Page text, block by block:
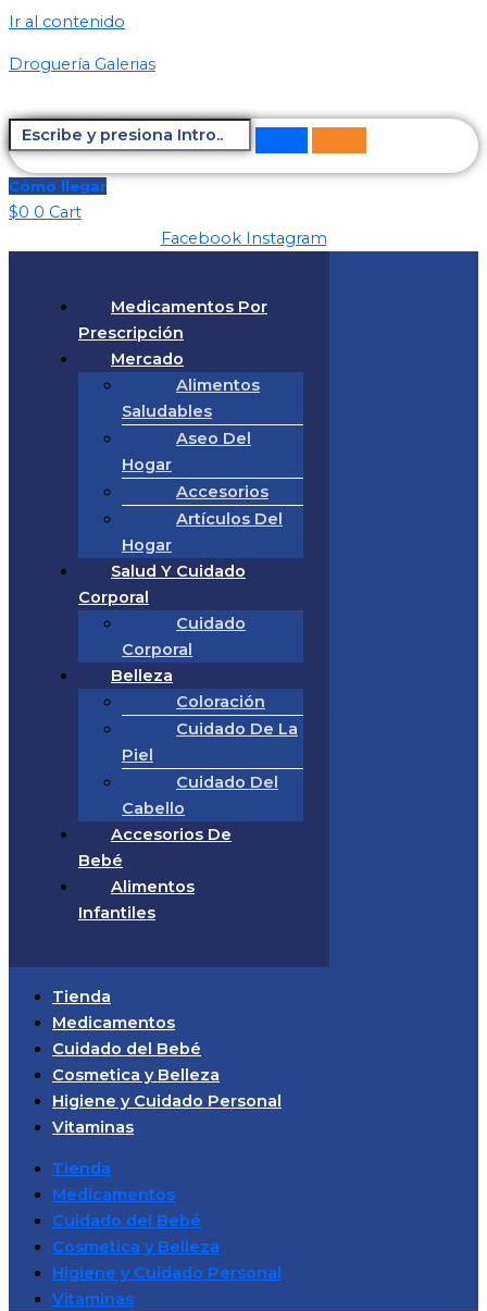
Ir al contenido
Droguería Galerias
Cómo llegar
$0 0 Cart
Facebook Instagram
Medicamentos Por
Prescripción
Mercado
Alimentos
Saludables
Aseo Del
Hogar
Accesorios
Artículos Del
Hogar
Salud Y Cuidado
Corporal
Cuidado
Corporal
Belleza
Coloración
Cuidado De La
Piel
Cuidado Del
Cabello
Accesorios De
Bebé
Alimentos
Infantiles
Tienda
Medicamentos
Cuidado del Bebé
Cosmetica y Belleza
Higiene y Cuidado Personal
Vitaminas
Tienda
Medicamentos
Cuidado del Bebé
Cosmetica y Belleza
Higiene y Cuidado Personal
Vitaminas